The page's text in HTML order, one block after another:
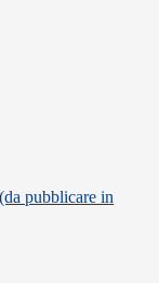
pubblicare in